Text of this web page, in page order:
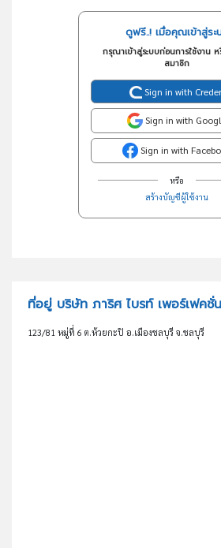
ดูฟรี..! เมื่อคุณเข้าสู่ระ
กรุณาเข้าสู่ระบบก่อนการใช้งาน
สมาชิก
Sign in with
Sign in with
Sign in with
หรือ
สร้างบัญชีผู้ใช้งาน
ที่อยู่ บริษัท ภาริศ ไบรท์ เพอร์เฟคชั่
123/81 หมู่ที่ 6 ต.ห้วยกะปิ อ.เมืองชลบุรี จ.ชลบุรี